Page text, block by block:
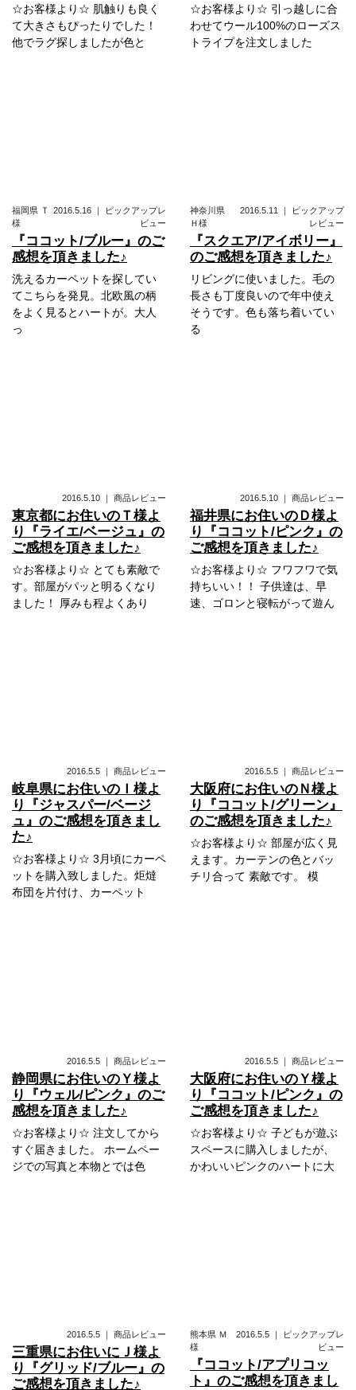
☆お客様より☆ 肌触りも良く
て大きさもぴったりでした！
他でラグ探しましたが色と
☆お客様より☆ 引っ越しに合
わせてウール100%のローズス
トライプを注文しました
福岡県 Ｔ
様
2016.5.16 ｜
ピックアップレ
ビュー
『ココット/ブルー』のご
感想を頂きました♪
洗えるカーペットを探してい
てこちらを発見。北欧風の柄
をよく見るとハートが。大人
っ
神奈川県
Ｈ様
2016.5.11 ｜
ピックアップ
レビュー
『スクエア/アイボリー』
のご感想を頂きました♪
リビングに使いました。毛の
長さも丁度良いので年中使え
そうです。色も落ち着いてい
る
2016.5.10 ｜ 商品レビュー
東京都にお住いのＴ様よ
り『ライエ/ベージュ』の
ご感想を頂きました♪
☆お客様より☆ とても素敵で
す。部屋がパッと明るくなり
ました！ 厚みも程よくあり
2016.5.10 ｜ 商品レビュー
福井県にお住いのＤ様よ
り『ココット/ピンク』の
ご感想を頂きました♪
☆お客様より☆ フワフワで気
持ちいい！！ 子供達は、早
速、ゴロンと寝転がって遊ん
2016.5.5 ｜ 商品レビュー
岐阜県にお住いのＩ様よ
り『ジャスパー/ベージ
ュ』のご感想を頂きまし
た♪
☆お客様より☆ 3月頃にカーペ
ットを購入致しました。炬燵
布団を片付け、カーペット
2016.5.5 ｜ 商品レビュー
大阪府にお住いのＮ様よ
り『ココット/グリーン』
のご感想を頂きました♪
☆お客様より☆ 部屋が広く見
えます。カーテンの色とバッ
チリ合って 素敵です。 模
2016.5.5 ｜ 商品レビュー
静岡県にお住いのＹ様よ
り『ウェル/ピンク』のご
感想を頂きました♪
☆お客様より☆ 注文してから
すぐ届きました。 ホームペー
ジでの写真と本物とでは色
2016.5.5 ｜ 商品レビュー
大阪府にお住いのＹ様よ
り『ココット/ピンク』の
ご感想を頂きました♪
☆お客様より☆ 子どもが遊ぶ
スペースに購入しましたが、
かわいいピンクのハートに大
2016.5.5 ｜ 商品レビュー
三重県にお住いにＪ様よ
り『グリッド/ブルー』の
ご感想を頂きました♪
熊本県 Ｍ
様
2016.5.5 ｜
ピックアップレ
ビュー
『ココット/アプリコッ
ト』のご感想を頂きまし